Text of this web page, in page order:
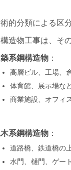
的分類による区分
造物工事は、そ
系鋼構造物 ：
高層ビル、工場、
体育館、展示場な
商業施設、オフィ
系鋼構造物 ：
道路橋、鉄道橋の
水門、樋門、ゲー